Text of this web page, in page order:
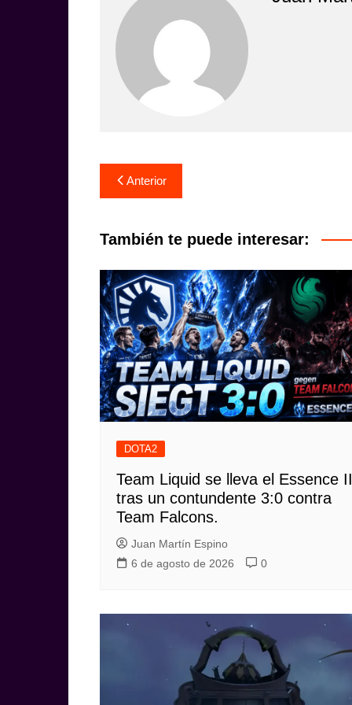
Navegación
de
entradas
Anterior
También te puede interesar:
DOTA2
Team Liquid se lleva el Essence II
tras un contundente 3:0 contra
Team Falcons.
Juan Martín Espino
6 de agosto de 2026
0